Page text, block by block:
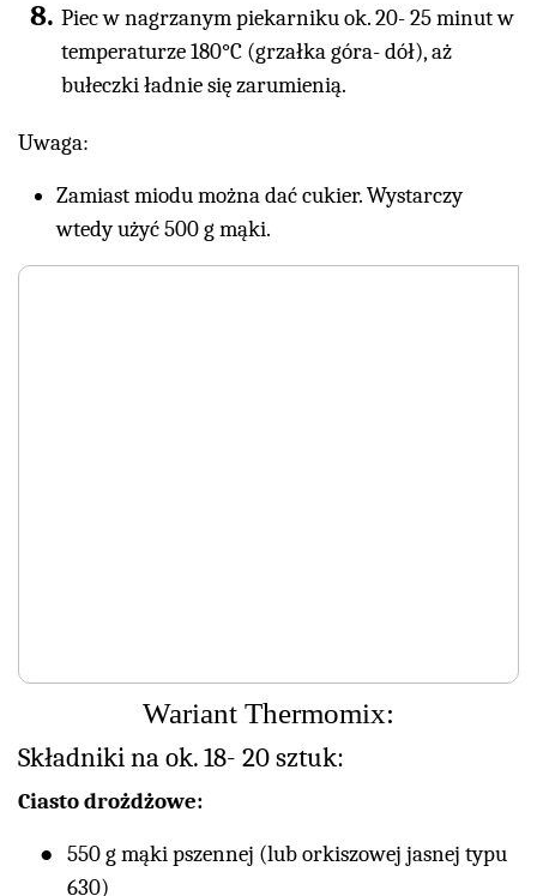
Piec w nagrzanym piekarniku ok. 20- 25 minut w
temperaturze 180°C (grzałka góra- dół), aż
bułeczki ładnie się zarumienią.
Uwaga:
Zamiast miodu można dać cukier. Wystarczy
wtedy użyć 500 g mąki.
Wariant Thermomix:
Składniki na ok. 18- 20 sztuk:
Ciasto drożdżowe:
550 g mąki pszennej (lub orkiszowej jasnej typu
630)